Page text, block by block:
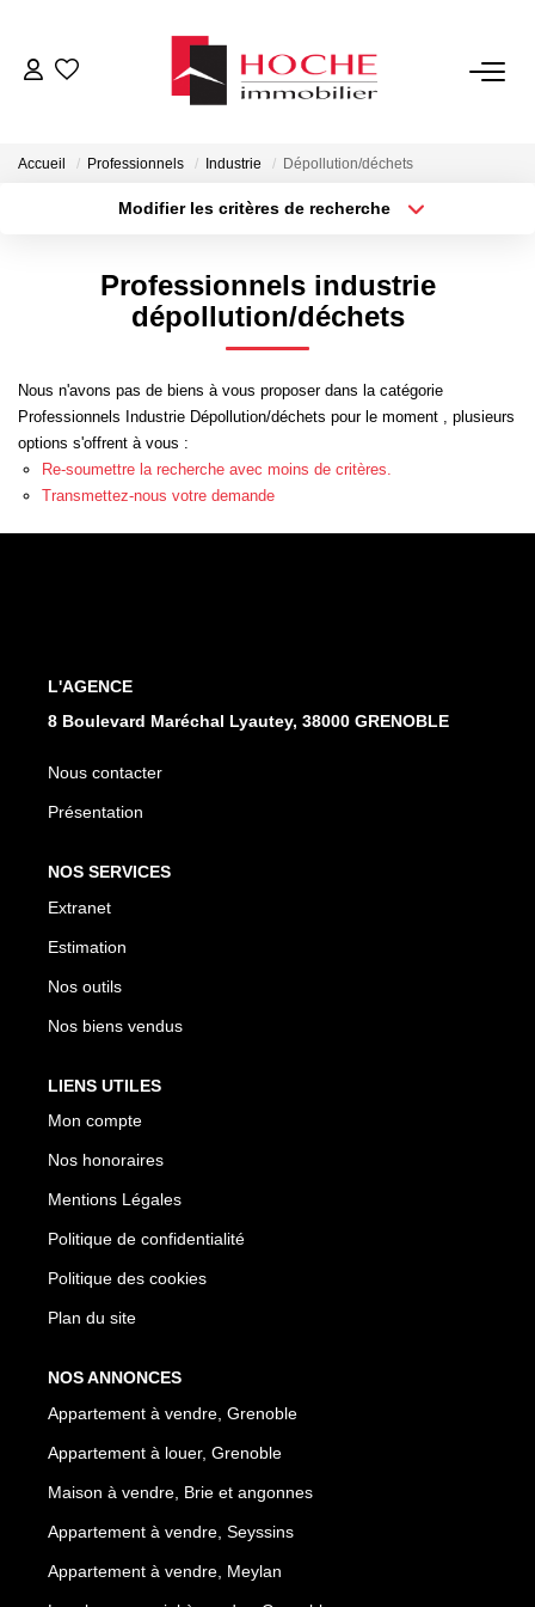
ESTIMATION
CONTACT
Accueil Professionnels Industrie Dépollution/déchets
Modifier les critères de recherche
Sélectionnez...
Type de bien
Surface min
Créer une alerte
Professionnels industrie
dépollution/déchets
Nous n'avons pas de biens à vous proposer dans la catégorie
Professionnels Industrie Dépollution/déchets pour le moment , plusieurs
options s'offrent à vous :
Re-soumettre la recherche avec moins de critères.
Transmettez-nous votre demande
L'AGENCE
8 Boulevard Maréchal Lyautey, 38000 GRENOBLE
Nous contacter
Présentation
NOS SERVICES
Extranet
Estimation
Nos outils
Nos biens vendus
LIENS UTILES
Mon compte
Nos honoraires
Mentions Légales
Politique de confidentialité
Politique des cookies
Plan du site
NOS ANNONCES
Appartement à vendre, Grenoble
Appartement à louer, Grenoble
Maison à vendre, Brie et angonnes
Appartement à vendre, Seyssins
Appartement à vendre, Meylan